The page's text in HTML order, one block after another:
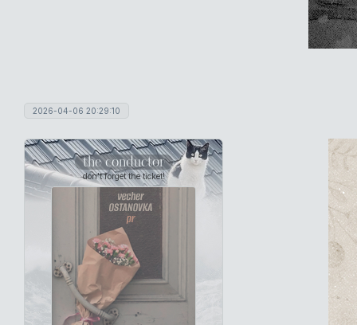
2026-04-06 20:29:10
the conductor
don't forget the ticket!